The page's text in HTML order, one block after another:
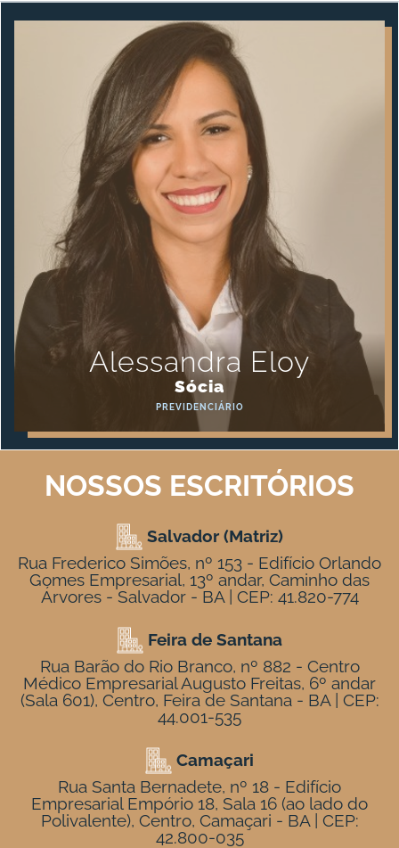
Alessandra Eloy
Sócia
PREVIDENCIÁRIO
NOSSOS ESCRITÓRIOS
Salvador (Matriz)
Rua Frederico Simões, nº 153 - Edifício Orlando
Gomes Empresarial, 13º andar, Caminho das
Árvores - Salvador - BA | CEP: 41.820-774
Feira de Santana
Rua Barão do Rio Branco, nº 882 - Centro
Médico Empresarial Augusto Freitas, 6º andar
(Sala 601), Centro, Feira de Santana - BA | CEP:
44.001-535
Camaçari
Rua Santa Bernadete, nº 18 - Edifício
Empresarial Empório 18, Sala 16 (ao lado do
Polivalente), Centro, Camaçari - BA | CEP:
42.800-035